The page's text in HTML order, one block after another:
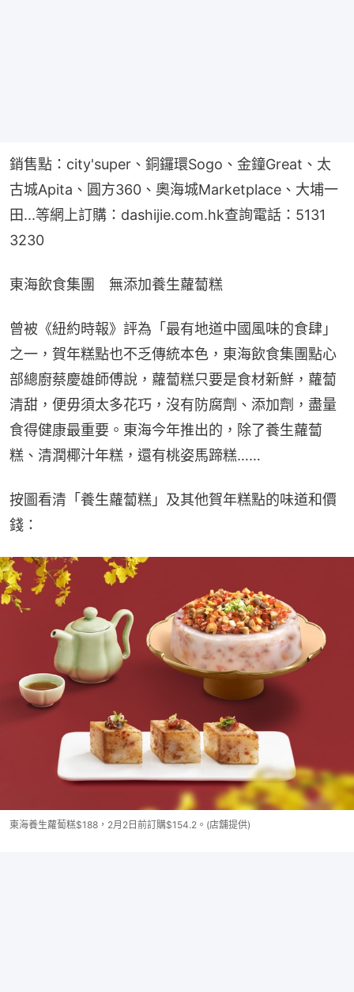
銷售點：city'super、銅鑼環Sogo、金鐘Great、太
古城Apita、圓方360、奧海城Marketplace、大埔一
田...等網上訂購：dashijie.com.hk查詢電話：5131
3230
東海飲食集團　無添加養生蘿蔔糕
曾被《紐約時報》評為「最有地道中國風味的食肆」
之一，賀年糕點也不乏傳統本色，東海飲食集團點心
部總廚蔡慶雄師傅說，蘿蔔糕只要是食材新鮮，蘿蔔
清甜，便毋須太多花巧，沒有防腐劑、添加劑，盡量
食得健康最重要。東海今年推出的，除了養生蘿蔔
糕、清潤椰汁年糕，還有桃姿馬蹄糕……
按圖看清「養生蘿蔔糕」及其他賀年糕點的味道和價
錢：
東海養生蘿蔔糕$188，2月2日前訂購$154.2。(店舖提供)